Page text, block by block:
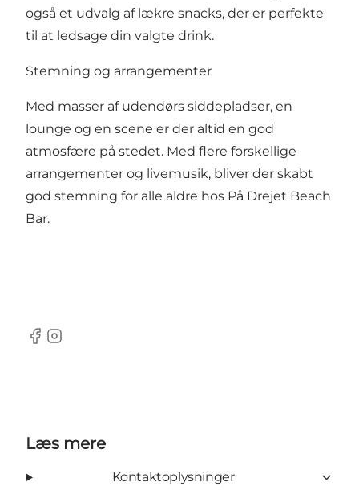
også et udvalg af lækre snacks, der er perfekte
til at ledsage din valgte drink.
Stemning og arrangementer
Med masser af udendørs siddepladser, en
lounge og en scene er der altid en god
atmosfære på stedet. Med flere forskellige
arrangementer og livemusik, bliver der skabt
god stemning for alle aldre hos På Drejet Beach
Bar.
Facebook
Instagram
Læs mere
Kontaktoplysninger